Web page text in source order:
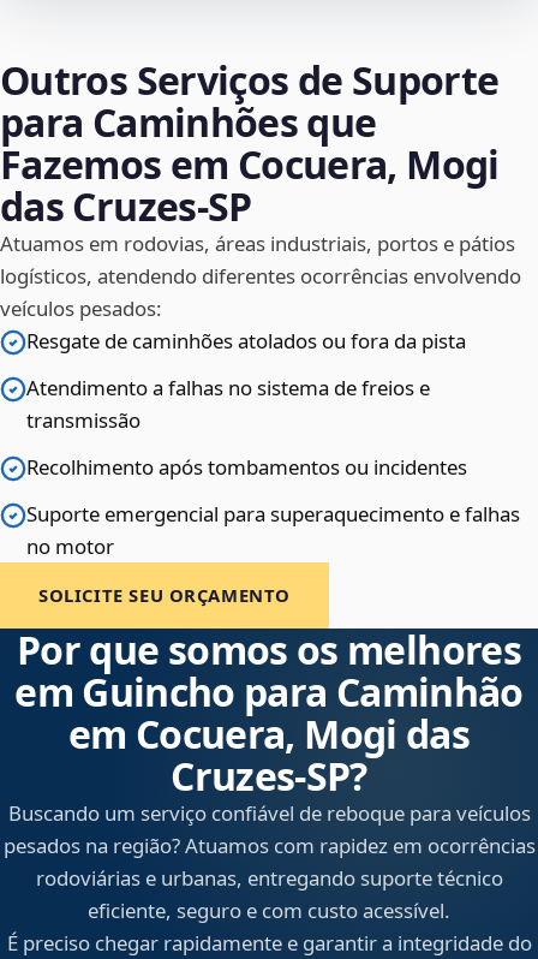
Outros Serviços de Suporte
para Caminhões que
Fazemos em Cocuera, Mogi
das Cruzes‑SP
Atuamos em rodovias, áreas industriais, portos e pátios
logísticos, atendendo diferentes ocorrências envolvendo
veículos pesados:
Resgate de caminhões atolados ou fora da pista
Atendimento a falhas no sistema de freios e
transmissão
Recolhimento após tombamentos ou incidentes
Suporte emergencial para superaquecimento e falhas
no motor
SOLICITE SEU ORÇAMENTO
Por que somos os melhores
em Guincho para Caminhão
em Cocuera, Mogi das
Cruzes‑SP?
Buscando um serviço confiável de reboque para veículos
pesados na região? Atuamos com rapidez em ocorrências
rodoviárias e urbanas, entregando suporte técnico
eficiente, seguro e com custo acessível.
É preciso chegar rapidamente e garantir a integridade do